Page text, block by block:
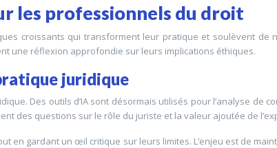
les professionnels du droit
croissants qui transforment leur pratique et soulèvent de
une réflexion approfondie sur leurs implications éthiques.
juridique
Des outils d’IA sont désormais utilisés pour l’analyse de
des questions sur le rôle du juriste et la valeur ajoutée de
en gardant un œil critique sur leurs limites. L’enjeu est de